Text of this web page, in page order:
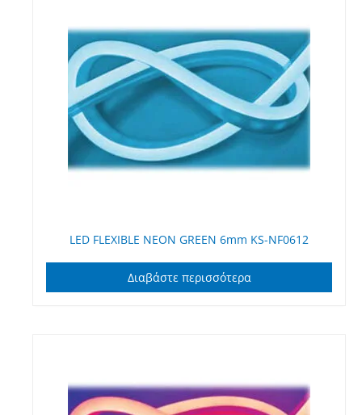
LED FLEXIBLE NEON GREEN 6mm KS-NF0612
Διαβάστε περισσότερα